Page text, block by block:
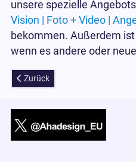
unsere spezielle
Vision | Foto + Video |
bekommen. Außerdem
wenn es andere oder
Vorheriger Beitrag: DxO
Zurück